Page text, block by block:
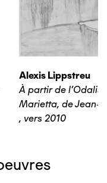
Alexis Lippstreu
À partir de
Marietta, de Jean-
, vers 2010